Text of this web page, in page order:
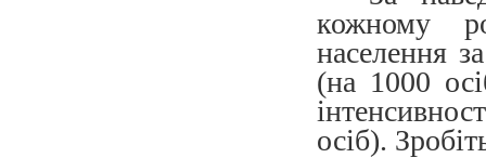
кожному
населення
(на 1000
осіб).